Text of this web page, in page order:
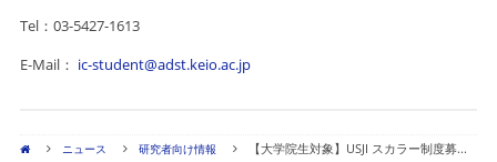
Tel：03-5427-1613
E-Mail： ic-student@adst.keio.ac.jp
ニュース 研究者向け情報 【大学院生対象】USJI スカラー制度募...